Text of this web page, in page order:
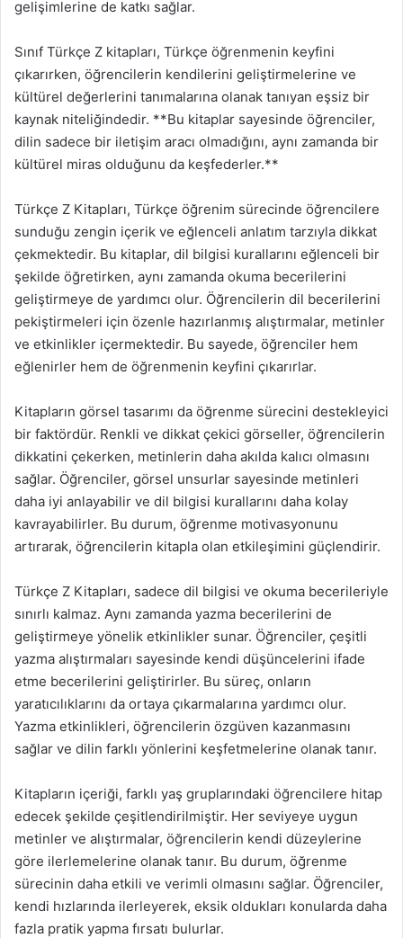
gelişimlerine de katkı sağlar.
Sınıf Türkçe Z kitapları, Türkçe öğrenmenin keyfini
çıkarırken, öğrencilerin kendilerini geliştirmelerine ve
kültürel değerlerini tanımalarına olanak tanıyan eşsiz bir
kaynak niteliğindedir. **Bu kitaplar sayesinde öğrenciler,
dilin sadece bir iletişim aracı olmadığını, aynı zamanda bir
kültürel miras olduğunu da keşfederler.**
Türkçe Z Kitapları, Türkçe öğrenim sürecinde öğrencilere
sunduğu zengin içerik ve eğlenceli anlatım tarzıyla dikkat
çekmektedir. Bu kitaplar, dil bilgisi kurallarını eğlenceli bir
şekilde öğretirken, aynı zamanda okuma becerilerini
geliştirmeye de yardımcı olur. Öğrencilerin dil becerilerini
pekiştirmeleri için özenle hazırlanmış alıştırmalar, metinler
ve etkinlikler içermektedir. Bu sayede, öğrenciler hem
eğlenirler hem de öğrenmenin keyfini çıkarırlar.
Kitapların görsel tasarımı da öğrenme sürecini destekleyici
bir faktördür. Renkli ve dikkat çekici görseller, öğrencilerin
dikkatini çekerken, metinlerin daha akılda kalıcı olmasını
sağlar. Öğrenciler, görsel unsurlar sayesinde metinleri
daha iyi anlayabilir ve dil bilgisi kurallarını daha kolay
kavrayabilirler. Bu durum, öğrenme motivasyonunu
artırarak, öğrencilerin kitapla olan etkileşimini güçlendirir.
Türkçe Z Kitapları, sadece dil bilgisi ve okuma becerileriyle
sınırlı kalmaz. Aynı zamanda yazma becerilerini de
geliştirmeye yönelik etkinlikler sunar. Öğrenciler, çeşitli
yazma alıştırmaları sayesinde kendi düşüncelerini ifade
etme becerilerini geliştirirler. Bu süreç, onların
yaratıcılıklarını da ortaya çıkarmalarına yardımcı olur.
Yazma etkinlikleri, öğrencilerin özgüven kazanmasını
sağlar ve dilin farklı yönlerini keşfetmelerine olanak tanır.
Kitapların içeriği, farklı yaş gruplarındaki öğrencilere hitap
edecek şekilde çeşitlendirilmiştir. Her seviyeye uygun
metinler ve alıştırmalar, öğrencilerin kendi düzeylerine
göre ilerlemelerine olanak tanır. Bu durum, öğrenme
sürecinin daha etkili ve verimli olmasını sağlar. Öğrenciler,
kendi hızlarında ilerleyerek, eksik oldukları konularda daha
fazla pratik yapma fırsatı bulurlar.